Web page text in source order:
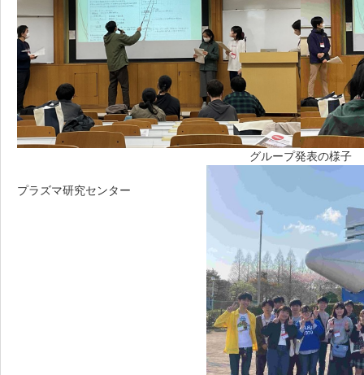
グループ発表の様子
プラズマ研究センター